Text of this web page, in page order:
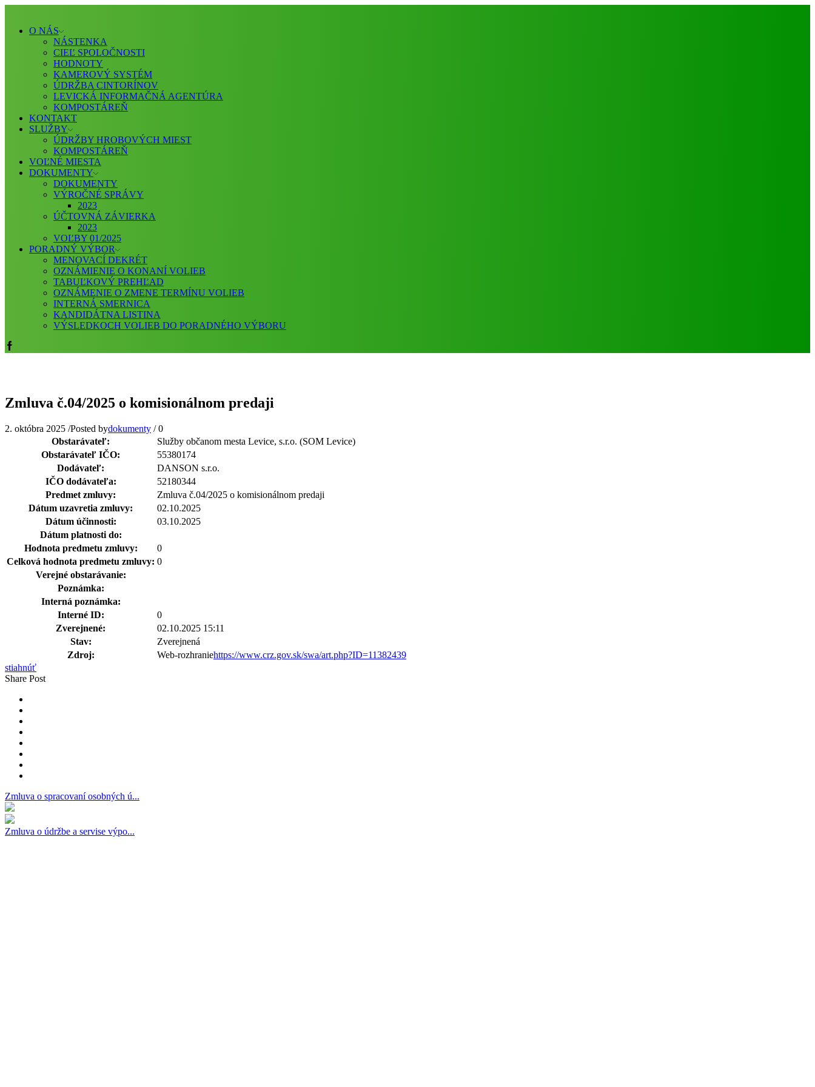
O NÁS
NÁSTENKA
CIEĽ SPOLOČNOSTI
HODNOTY
KAMEROVÝ SYSTÉM
ÚDRŽBA CINTORÍNOV
LEVICKÁ INFORMAČNÁ AGENTÚRA
KOMPOSTÁREŇ
KONTAKT
SLUŽBY
ÚDRŽBY HROBOVÝCH MIEST
KOMPOSTÁREŇ
VOĽNÉ MIESTA
DOKUMENTY
DOKUMENTY
VÝROČNÉ SPRÁVY
2023
ÚČTOVNÁ ZÁVIERKA
2023
VOĽBY 01/2025
PORADNÝ VÝBOR
MENOVACÍ DEKRÉT
OZNÁMIENIE O KONANÍ VOLIEB
TABUĽKOVÝ PREHĽAD
OZNÁMENIE O ZMENE TERMÍNU VOLIEB
INTERNÁ SMERNICA
KANDIDÁTNA LISTINA
VÝSLEDKOCH VOLIEB DO PORADNÉHO VÝBORU
Facebook
Zmluva č.04/2025 o komisionálnom predaji
2. októbra 2025 /Posted bydokumenty / 0
Obstarávateľ:
Služby občanom mesta Levice, s.r.o. (SOM Levice)
Obstarávateľ IČO:
55380174
Dodávateľ:
DANSON s.r.o.
IČO dodávateľa:
52180344
Predmet zmluvy:
Zmluva č.04/2025 o komisionálnom predaji
Dátum uzavretia zmluvy:
02.10.2025
Dátum účinnosti:
03.10.2025
Dátum platnosti do:
Hodnota predmetu zmluvy:
0
Celková hodnota predmetu zmluvy: 0
Verejné obstarávanie:
Poznámka:
Interná poznámka:
Interné ID:
0
Zverejnené:
02.10.2025 15:11
Stav:
Zverejnená
Zdroj:
Web-rozhraniehttps://www.crz.gov.sk/swa/art.php?ID=11382439
stiahnúť
Share Post
Zmluva o spracovaní osobných ú...
Zmluva o údržbe a servise výpo...